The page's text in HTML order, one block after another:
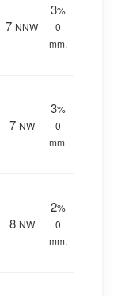
7 NNW
3%
0
mm.
7 NW
3%
0
mm.
8 NW
2%
0
mm.